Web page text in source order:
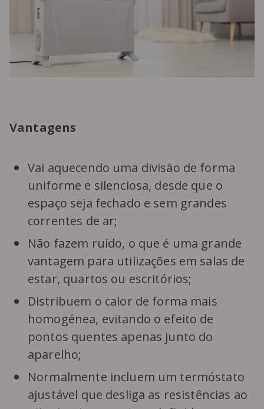
Vantagens
Vai aquecendo uma divisão de forma
uniforme e silenciosa, desde que o
espaço seja fechado e sem grandes
correntes de ar;
Não fazem ruído, o que é uma grande
vantagem para utilizações em salas de
estar, quartos ou escritórios;
Distribuem o calor de forma mais
homogénea, evitando o efeito de
pontos quentes apenas junto do
aparelho;
Normalmente incluem um termóstato
ajustável que desliga as resistências ao